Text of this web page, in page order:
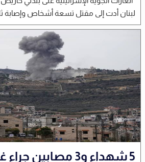
لبنان أدت إلى مقتل تسعة أشخاص وإصابة
5 شهداء و3 مصابين